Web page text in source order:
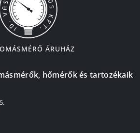
ÁRUHÁZ
hőmérők és tartozékaik